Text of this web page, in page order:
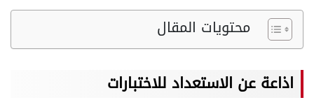
محتويات المقال
اذاعة عن الاستعداد للاختبارات